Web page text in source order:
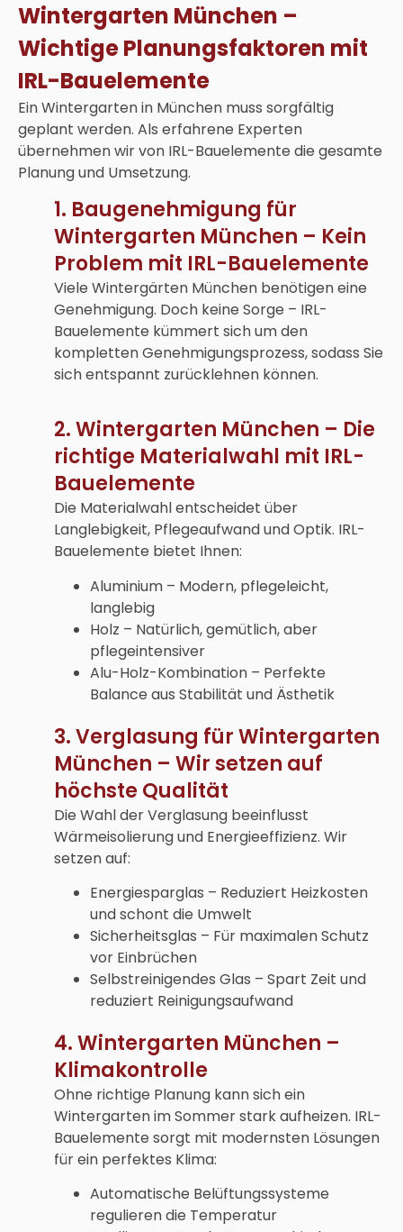
Wintergarten München –
Wichtige Planungsfaktoren mit
IRL-Bauelemente
EinWintergarten in München muss sorgfältig
geplant werden. Als erfahrene Experten
übernehmen wir von IRL-Bauelemente die gesamte
Planung und Umsetzung.
1. Baugenehmigung für
Wintergarten München – Kein
Problem mit IRL-Bauelemente
Viele Wintergärten München benötigen eine
Genehmigung. Doch keine Sorge – IRL-
Bauelemente kümmert sich um den
kompletten Genehmigungsprozess, sodass Sie
sich entspannt zurücklehnen können.
2. Wintergarten München – Die
richtige Materialwahl mit IRL-
Bauelemente
Die Materialwahl entscheidet über
Langlebigkeit, Pflegeaufwand und Optik. IRL-
Bauelemente bietet Ihnen:
Aluminium – Modern, pflegeleicht,
langlebig
Holz – Natürlich, gemütlich, aber
pflegeintensiver
Alu-Holz-Kombination – Perfekte
Balance aus Stabilität und Ästhetik
3. Verglasung für Wintergarten
München – Wir setzen auf
höchste Qualität
Die Wahl der Verglasung beeinflusst
Wärmeisolierung und Energieeffizienz. Wir
setzen auf:
Energiesparglas – Reduziert Heizkosten
und schont die Umwelt
Sicherheitsglas – Für maximalen Schutz
vor Einbrüchen
Selbstreinigendes Glas – Spart Zeit und
reduziert Reinigungsaufwand
4. Wintergarten München –
Klimakontrolle
Ohne richtige Planung kann sich ein
Wintergarten im Sommer stark aufheizen. IRL-
Bauelemente sorgt mit modernsten Lösungen
für ein perfektes Klima:
Automatische Belüftungssysteme
regulieren die Temperatur